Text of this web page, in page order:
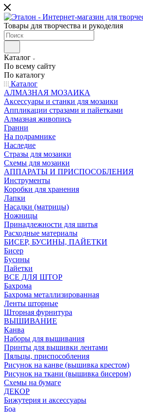
Товары для творчества и рукоделия
Каталог
По всему сайту
По каталогу
Каталог
АЛМАЗНАЯ МОЗАИКА
Аксессуары и станки для мозаики
Аппликации стразами и пайетками
Алмазная живопись
Гранни
На подрамнике
Наследие
Стразы для мозаики
Схемы для мозаики
АППАРАТЫ И ПРИСПОСОБЛЕНИЯ
Инструменты
Коробки для хранения
Лапки
Насадки (матрицы)
Ножницы
Принадлежности для шитья
Расходные материалы
БИСЕР, БУСИНЫ, ПАЙЕТКИ
Бисер
Бусины
Пайетки
ВСЕ ДЛЯ ШТОР
Бахрома
Бахрома металлизированная
Ленты шторные
Шторная фурнитура
ВЫШИВАНИЕ
Канва
Наборы для вышивания
Принты для вышивки лентами
Пяльцы, приспособления
Рисунок на канве (вышивка крестом)
Рисунок на ткани (вышивка бисером)
Схемы на бумаге
ДЕКОР
Бижутерия и аксессуары
Боа